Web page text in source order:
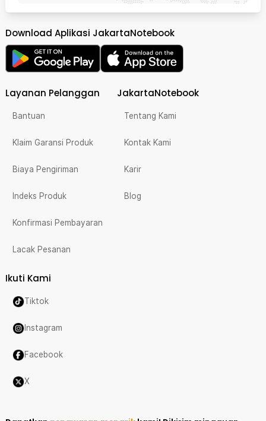
Download Aplikasi JakartaNotebook
Layanan Pelanggan
Bantuan
Klaim Garansi Produk
Biaya Pengiriman
Indeks Produk
Konfirmasi Pembayaran
Lacak Pesanan
JakartaNotebook
Tentang Kami
Kontak Kami
Karir
Blog
Ikuti Kami
Tiktok
Instagram
Facebook
X